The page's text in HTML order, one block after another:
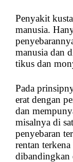
Penyakit
manusia.
manusia dan
tikus dan
Pada
erat dengan
dan
misalnya di
penyebaran
rentan
dibandingkan